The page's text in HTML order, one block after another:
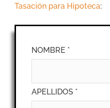
Tasación para Hipoteca:
NOMBRE *
APELLIDOS *